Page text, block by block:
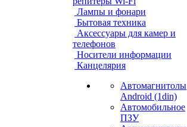
Лампы и фонари
Бытовая техника
Аксессуары для камер и
телефонов
Носители информации
Канцелярия
Автомагнитолы
Android (1din)
Автомобильное
ПЗУ